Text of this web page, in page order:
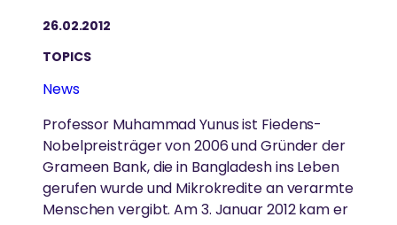
Amma ist international für ihr Wirken und ihre
Seitenstraße in München-Bogenhausen und ist gut
mit dem MVV zu erreichen.
FORSCHUNG
Einsatz von Technologie, um das Leben von
Menschen in Armut zu verbessern
GESUNDHEITSVERSORGUNG
Geist zu entfernen“
-Amma
Gesundheitsfürsorge
Gleichstellung der Geschlechter
Umweltschutz
Katastrophenhilfe
Essen, Wasser & Obdach
Forschung
26.02.2012
TOPICS
News
Professor Muhammad Yunus ist Fiedens-
Nobelpreisträger von 2006 und Gründer der
Grameen Bank, die in Bangladesh ins Leben
gerufen wurde und Mikrokredite an verarmte
Menschen vergibt. Am 3. Januar 2012 kam er